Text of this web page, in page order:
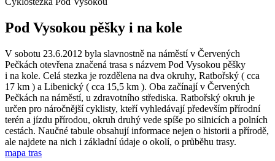
Pod Vysokou pěšky i na kole
V sobotu 23.6.2012 byla slavnostně na náměstí v Červených
Pečkách otevřena značená trasa s názvem Pod Vysokou pěšky
i na kole. Celá stezka je rozdělena na dva okruhy, Ratbořský ( cca
17 km ) a Libenický ( cca 15,5 km ). Oba začínají v Červených
Pečkách na náměstí, u zdravotního střediska. Ratbořský okruh je
určen pro náročnější cyklisty, kteří vyhledávají především přírodní
terén a jízdu přírodou, okruh druhý vede spíše po silnicích a polních
cestách. Naučné tabule obsahují informace nejen o historii a přírodě,
ale najdete na nich i základní údaje o okolí, o průběhu trasy.
mapa tras